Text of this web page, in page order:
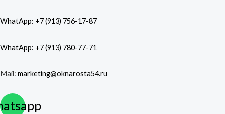
WhatApp: +7 (913) 756-17-87
WhatApp: +7 (913) 780-77-71
Mail: marketing@oknarosta54.ru